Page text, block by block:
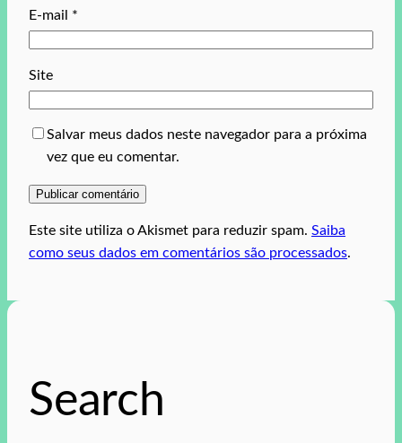
E-mail *
Site
Salvar meus dados neste navegador para a próxima
vez que eu comentar.
Este site utiliza o Akismet para reduzir spam. Saiba
como seus dados em comentários são processados.
Search